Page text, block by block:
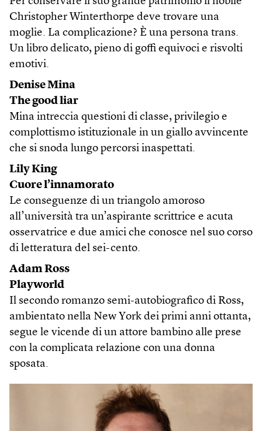
Christopher Winterthorpe deve trovare una
moglie. La complicazione? È una persona trans.
Un libro delicato, pieno di goffi equivoci e risvolti
emotivi.
Denise Mina
The good liar
Mina intreccia questioni di classe, privilegio e
complottismo istituzionale in un giallo avvincente
che si snoda lungo percorsi inaspettati.
Lily King
Cuore l’innamorato
Le conseguenze di un triangolo amoroso
all’università tra un’aspirante scrittrice e acuta
osservatrice e due amici che conosce nel suo corso
di letteratura del sei-cento.
Adam Ross
Playworld
Il secondo romanzo semi-autobiografico di Ross,
ambientato nella New York dei primi anni ottanta,
segue le vicende di un attore bambino alle prese
con la complicata relazione con una donna
sposata.